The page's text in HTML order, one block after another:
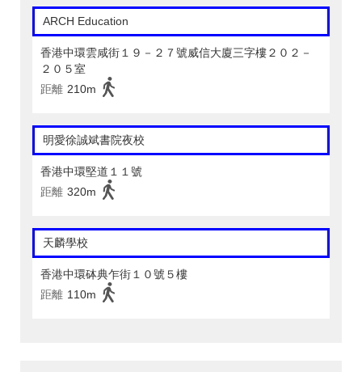
ARCH Education
香港中環雲咸街１９－２７號威信大廈三字樓２０２－
２０５室
距離 210m
明愛徐誠斌書院夜校
香港中環堅道１１號
距離 320m
天麟學校
香港中環砵典乍街１０號５樓
距離 110m